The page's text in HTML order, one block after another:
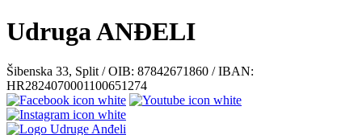
Udruga ANĐELI
Šibenska 33, Split / OIB: 87842671860 / IBAN:
HR2824070001100651274